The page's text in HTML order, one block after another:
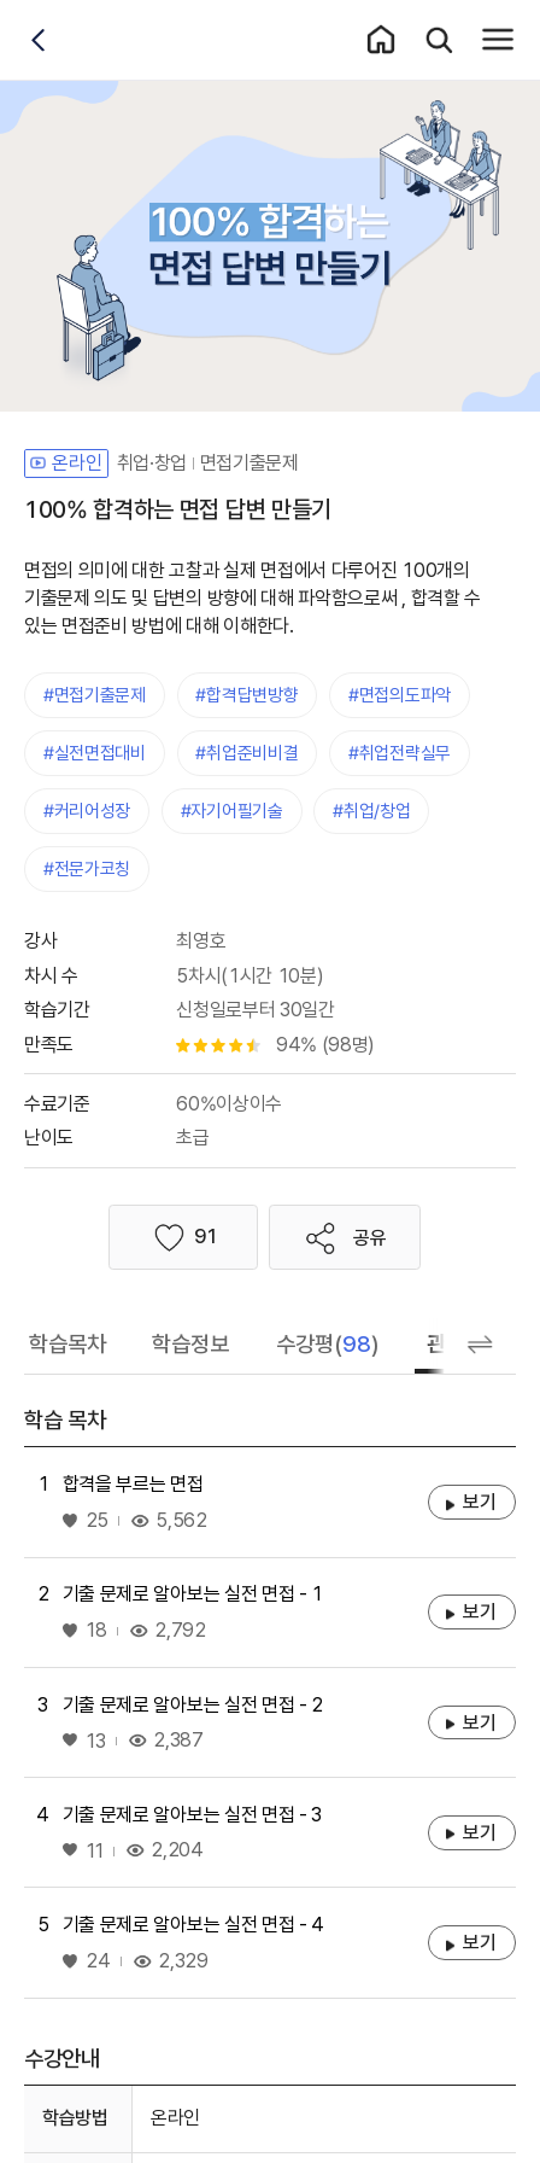
통합검색 레이
전체
뒤로가기
온라인 취업·창업 면접기출문제
100% 합격하는 면접 답변 만들기
면접의 의미에 대한 고찰과 실제 면접에서 다루어진 100개의
기출문제 의도 및 답변의 방향에 대해 파악함으로써 , 합격할 수
있는 면접준비 방법에 대해 이해한다.
#면접기출문제 #합격답변방향 #면접의도파악
#실전면접대비 #취업준비비결 #취업전략실무
#커리어성장 #자기어필기술 #취업/창업
#전문가코칭
강사
최영호
차시 수
5차시(1시간 10분)
학습기간
신청일로부터 30일간
만족도
별점 4.5개 94% (98명)
수료기준
60%이상이수
난이도
초급
좋아요
91 공유
학습목차 학습정보 수강평(98) 관련 추천 학
학습 목차
1
합격을 부르는 면접
좋아요
25 5,562
보기
2
기출 문제로 알아보는 실전 면접 - 1
좋아요
18 2,792
보기
3
기출 문제로 알아보는 실전 면접 - 2
좋아요
13 2,387
보기
4
기출 문제로 알아보는 실전 면접 - 3
좋아요
11 2,204
보기
5
기출 문제로 알아보는 실전 면접 - 4
좋아요
24 2,329
보기
수강안내
학습방법 온라인